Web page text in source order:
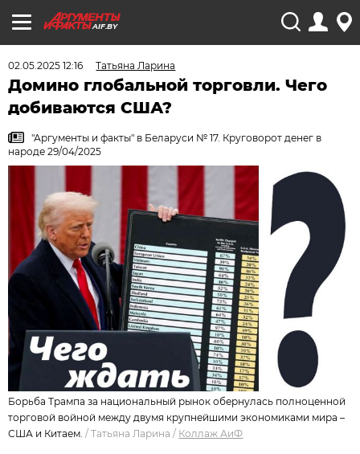
AIF.BY
02.05.2025 12:16 Татьяна Ларина
Домино глобальной торговли. Чего
добиваются США?
"Аргументы и факты" в Беларуси № 17. Круговорот денег в
народе 29/04/2025
Борьба Трампа за национальный рынок обернулась полноценной
торговой войной между двумя крупнейшими экономиками мира –
США и Китаем. /Татьяна Ларина / Коллаж АиФ